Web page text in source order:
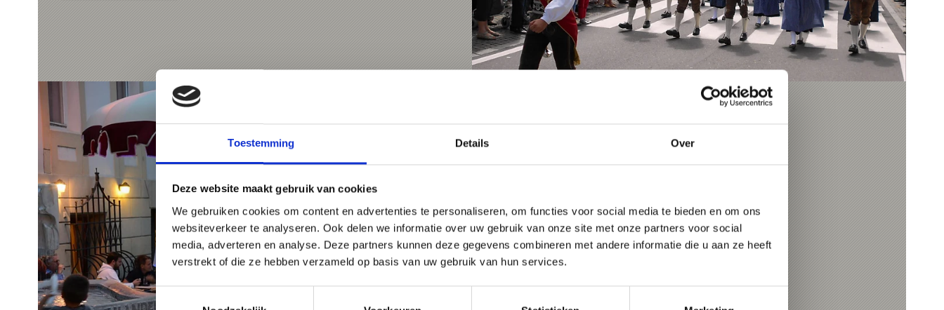
Toestemming Details Over
Deze website maakt gebruik van cookies
We gebruiken cookies om content en advertenties te personaliseren, om functies voor social media te bieden en om ons
websiteverkeer te analyseren. Ook delen we informatie over uw gebruik van onze site met onze partners voor social
media, adverteren en analyse. Deze partners kunnen deze gegevens combineren met andere informatie die u aan ze heeft
verstrekt of die ze hebben verzameld op basis van uw gebruik van hun services.
Toestemmingsselectie
7-8- - 14-8-2026
Meer weten